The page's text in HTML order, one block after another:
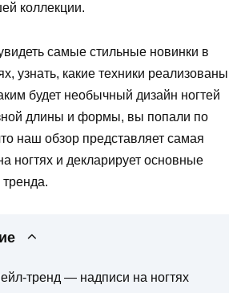
коллекции.
самые стильные новинки в
узнать, какие техники реализованы
будет необычный дизайн ногтей
длины и формы, вы попали по
наш обзор представляет самая
ногтях и декларирует основные
тренда.
тренд — надписи на ногтях